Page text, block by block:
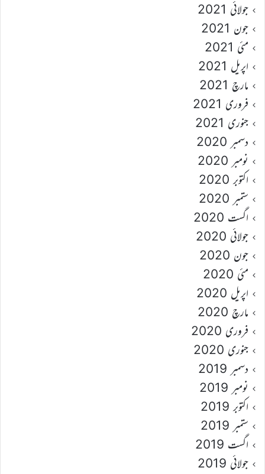
جولائی 2021
جون 2021
مئی 2021
اپریل 2021
مارچ 2021
فروری 2021
جنوری 2021
دسمبر 2020
نومبر 2020
اکتوبر 2020
ستمبر 2020
اگست 2020
جولائی 2020
جون 2020
مئی 2020
اپریل 2020
مارچ 2020
فروری 2020
جنوری 2020
دسمبر 2019
نومبر 2019
اکتوبر 2019
ستمبر 2019
اگست 2019
جولائی 2019